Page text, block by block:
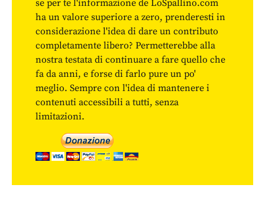
se per te l'informazione de LoSpallino.com
ha un valore superiore a zero, prenderesti in
considerazione l'idea di dare un contributo
completamente libero? Permetterebbe alla
nostra testata di continuare a fare quello che
fa da anni, e forse di farlo pure un po'
meglio. Sempre con l'idea di mantenere i
contenuti accessibili a tutti, senza
limitazioni.